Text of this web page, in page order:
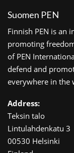
Suomen PEN
Finnish PEN is an
promoting
of PEN
defend and
everywhere in the
Address:
Teksin talo
Lintulahdenkatu 3
00530 Helsinki